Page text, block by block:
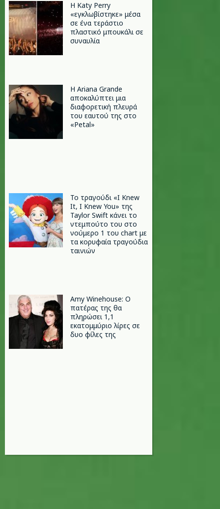
H Katy Perry
«εγκλωβίστηκε» μέσα
σε ένα τεράστιο
πλαστικό μπουκάλι σε
συναυλία
Η Ariana Grande
αποκαλύπτει μια
διαφορετική πλευρά
του εαυτού της στο
«Petal»
Το τραγούδι «I Knew
It, I Knew You» της
Taylor Swift κάνει το
ντεμπούτο του στο
νούμερο 1 του chart με
τα κορυφαία τραγούδια
ταινιών
Amy Winehouse: Ο
πατέρας της θα
πληρώσει 1,1
εκατομμύριο λίρες σε
δυο φίλες της